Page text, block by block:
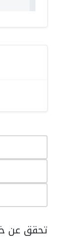
تحقق عن